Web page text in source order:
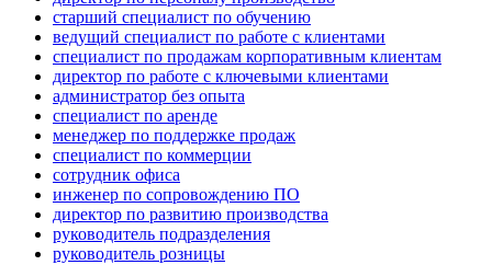
старший специалист по обучению
ведущий специалист по работе с клиентами
специалист по продажам корпоративным клиентам
директор по работе с ключевыми клиентами
администратор без опыта
специалист по аренде
менеджер по поддержке продаж
специалист по коммерции
сотрудник офиса
инженер по сопровождению ПО
директор по развитию производства
руководитель подразделения
руководитель розницы